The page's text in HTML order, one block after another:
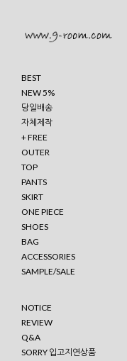
BEST
NEW 5%
당일배송
자체제작
+ FREE
OUTER
TOP
PANTS
SKIRT
ONE PIECE
SHOES
BAG
ACCESSORIES
SAMPLE/SALE
NOTICE
REVIEW
Q&A
SORRY 입고지연상품